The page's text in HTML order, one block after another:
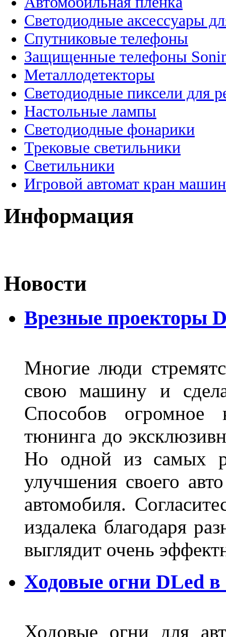
Светодиодные аксессуары
Спутниковые телефоны
Защищенные телефоны
Металлодетекторы
Светодиодные пиксели для
Настольные лампы
Светодиодные фонарики
Трековые светильники
Светильники
Игровой автомат кран
Информация
Новости
Врезные проекторы
Многие люди
свою машину и
Способов огромное
тюнинга до
Но одной из самых
улучшения своего
автомобиля.
издалека благодаря
выглядит очень
Ходовые огни DLed
Ходовые огни для